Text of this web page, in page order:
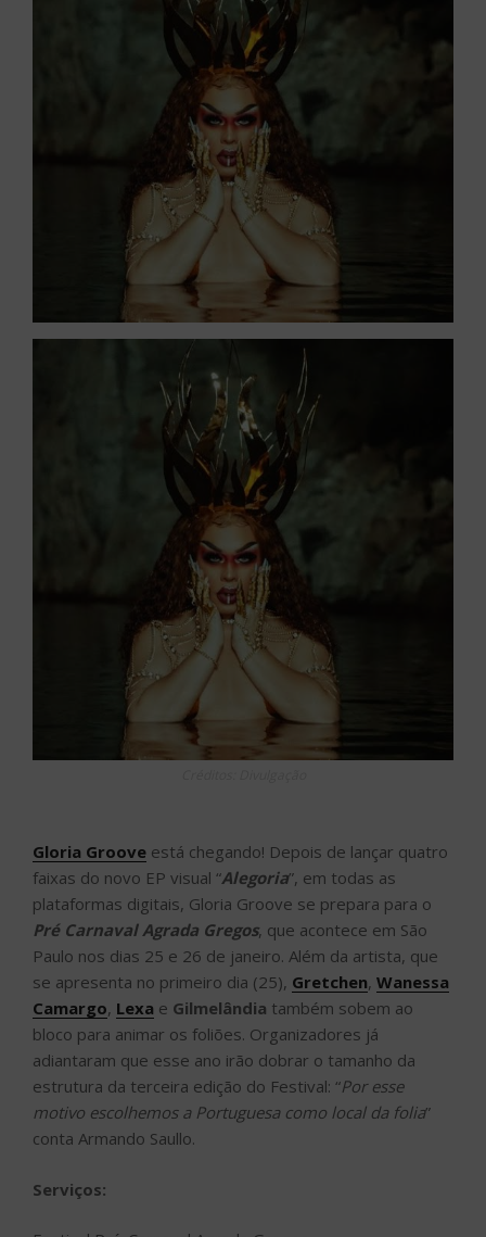
Gloria Groove está chegando! Depois de lançar quatro
faixas do novo EP visual “Alegoria”, em todas as
plataformas digitais, Gloria Groove se prepara para o
Pré Carnaval Agrada Gregos, que acontece em São
Paulo nos dias 25 e 26 de janeiro. Além da artista, que
se apresenta no primeiro dia (25), Gretchen, Wanessa
Camargo, Lexa e Gilmelândia também sobem ao
bloco para animar os foliões. Organizadores já
adiantaram que esse ano irão dobrar o tamanho da
estrutura da terceira edição do Festival: “Por esse
motivo escolhemos a Portuguesa como local da folia”
conta Armando Saullo.
Serviços: